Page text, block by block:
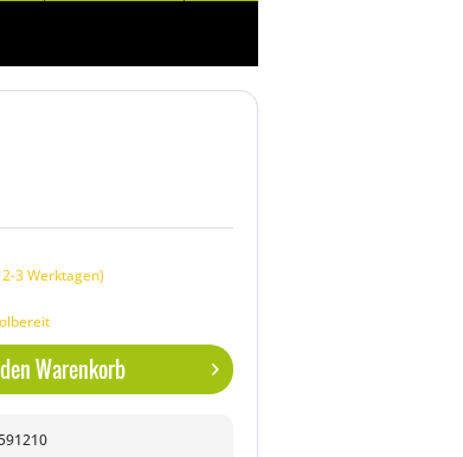
3 Werktagen)
Warenkorb